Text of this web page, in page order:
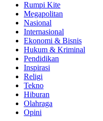
Rumpi Kite
Megapolitan
Nasional
Internasional
Ekonomi & Bisnis
Hukum & Kriminal
Pendidikan
Inspirasi
Religi
Tekno
Hiburan
Olahraga
Opini